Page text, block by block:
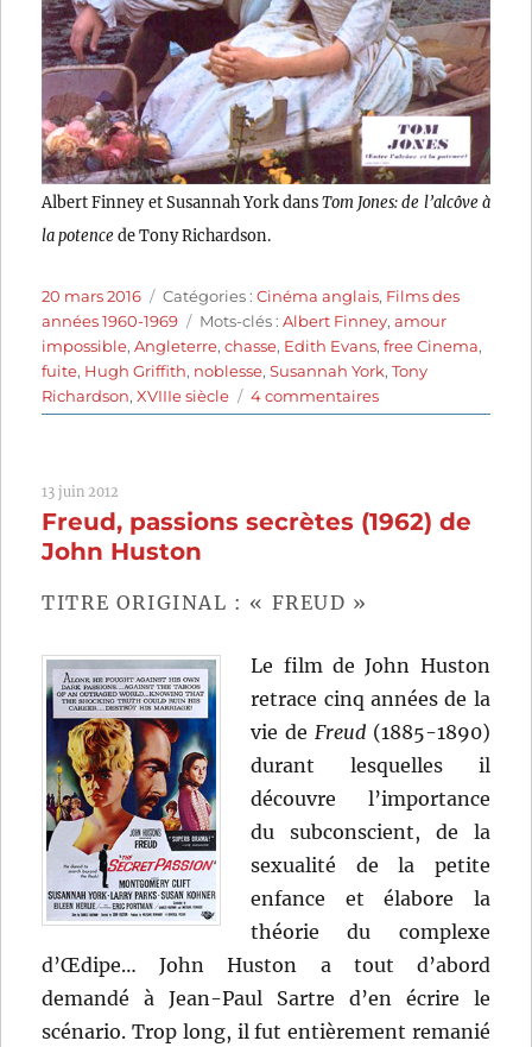
Albert Finney et Susannah York dansTom Jones: de l’alcôve à
la potencede Tony Richardson.
Publié
le
20 mars 2016 Catégories
Catégories :Cinéma anglais, Films des
années 1960-1969
Étiquettes
Mots-clés :Albert Finney,amour
impossible,Angleterre,chasse, Edith Evans,free Cinema,
fuite, Hugh Griffith, noblesse,Susannah York,Tony
Richardson,XVIIIe siècle 4 commentairessur
Tom
Tony
13 juin 2012
Freud, passions secrètes (1962) de
John Huston
TITRE ORIGINAL : « FREUD »
Le film de John Huston
retrace cinq années de la
vie de Freud(1885-1890)
durant lesquelles il
découvre l’importance
du subconscient, de la
sexualité de la petite
enfance et élabore la
théorie du complexe
d’Œdipe… John Huston a tout d’abord
demandé à Jean-Paul Sartre d’en écrire le
scénario. Trop long, il fut entièrement remanié